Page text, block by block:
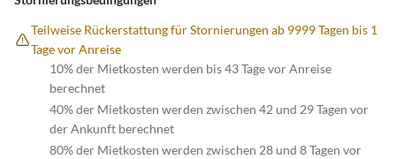
Teilweise Rückerstattung für Stornierungen ab 9999 Tagen bis 1
Tage vor Anreise
10% der Mietkosten werden bis 43 Tage vor Anreise
berechnet
40% der Mietkosten werden zwischen 42 und 29 Tagen vor
der Ankunft berechnet
80% der Mietkosten werden zwischen 28 und 8 Tagen vor